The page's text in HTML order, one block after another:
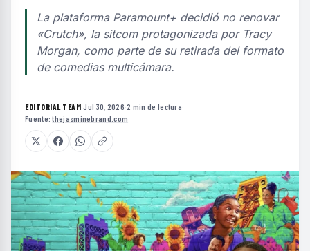
La plataforma Paramount+ decidió no renovar
«Crutch», la sitcom protagonizada por Tracy
Morgan, como parte de su retirada del formato
de comedias multicámara.
EDITORIAL TEAM·Jul 30, 2026·2 min de lectura·
Fuente:thejasminebrand.com